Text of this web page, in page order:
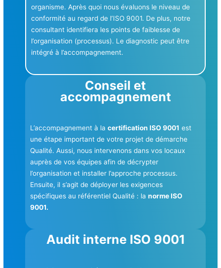
organisme. Après quoi nous évaluons le niveau de
conformité au regard de l’ISO 9001. De plus, notre
consultant identifiera les points de faiblesse de
l’organisation (processus). Le diagnostic peut être
intégré à l’accompagnement.
Conseil et
accompagnement
L’accompagnement à lacertification ISO 9001 est
une étape important de votre projet de démarche
Qualité. Aussi, nous intervenons dans vos locaux
auprès de vos équipes afin de décrypter
l’organisation et installer l’approche processus.
Ensuite, il s’agit de déployer les exigences
spécifiques au référentiel Qualité : lanorme ISO
9001.
Audit interne ISO 9001